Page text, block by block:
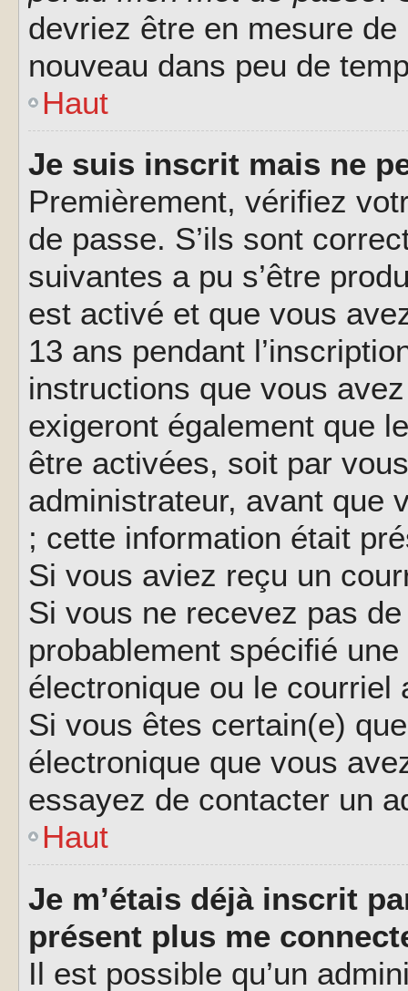
devriez être en mesure
nouveau dans peu de
Haut
Je suis inscrit mais ne
Premièrement, vérifiez
de passe. S’ils sont
suivantes a pu s’être
est activé et que vous
13 ans pendant
instructions que vous
exigeront également que
être activées, soit par
administrateur, avant que
; cette information était
Si vous aviez reçu un
Si vous ne recevez pas
probablement spécifié
électronique ou le courriel
Si vous êtes certain(e)
électronique que vous
essayez de contacter un
Haut
Je m’étais déjà inscrit
présent plus me
Il est possible qu’un